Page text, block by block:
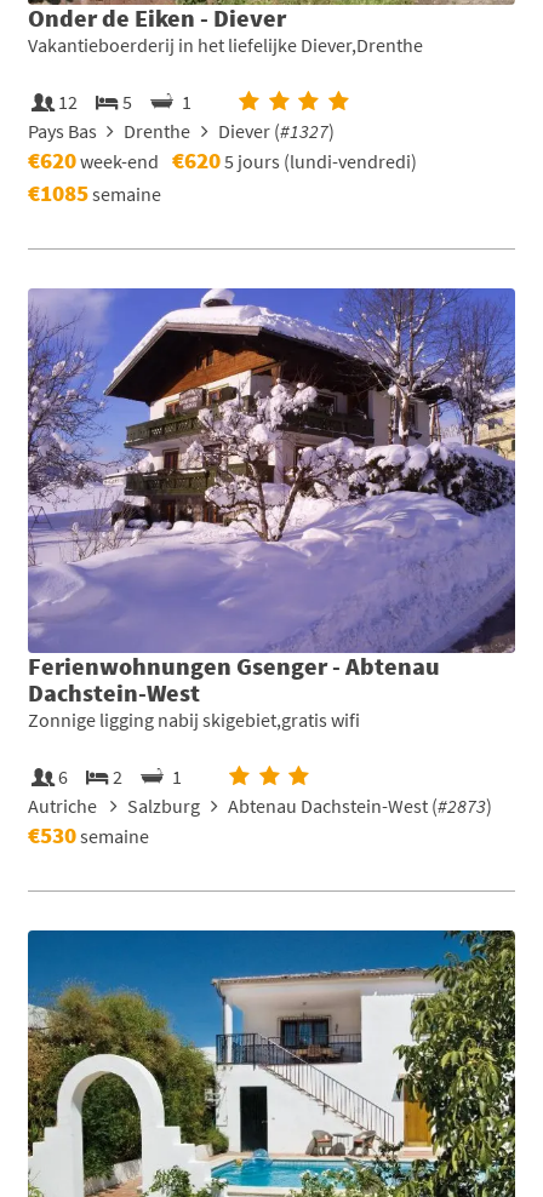
Onder de Eiken - Diever
Vakantieboerderij in het liefelijke Diever,Drenthe
12 5
1
Pays Bas
Drenthe Diever (#1327)
€620week-end €6205 jours (lundi-vendredi)
€1085semaine
Ferienwohnungen Gsenger - Abtenau
Dachstein-West
Zonnige ligging nabij skigebiet,gratis wifi
6 2
1
Autriche
Salzburg Abtenau Dachstein-West (#2873)
€530semaine